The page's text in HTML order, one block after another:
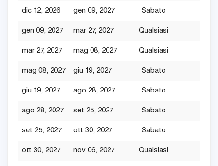
dic 12, 2026 gen 09, 2027 Sabato
gen 09, 2027 mar 27, 2027 Qualsiasi
mar 27, 2027 mag 08, 2027 Qualsiasi
mag 08, 2027 giu 19, 2027 Sabato
giu 19, 2027 ago 28, 2027 Sabato
ago 28, 2027 set 25, 2027 Sabato
set 25, 2027 ott 30, 2027 Sabato
ott 30, 2027 nov 06, 2027 Qualsiasi